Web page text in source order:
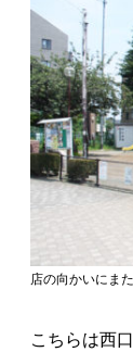
店の向かいにま
こちらは西